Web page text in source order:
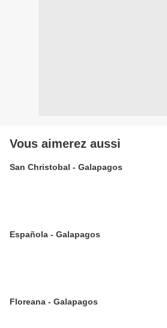
Vous aimerez aussi
San Christobal - Galapagos
Española - Galapagos
Floreana - Galapagos